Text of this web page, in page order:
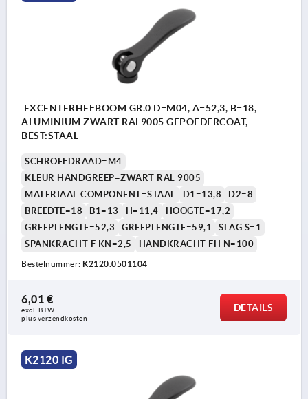
EXCENTERHEFBOOM GR.0 D=M04, A=52,3, B=18,
ALUMINIUM ZWART RAL9005 GEPOEDERCOAT,
BEST:STAAL
SCHROEFDRAAD=M4
KLEUR HANDGREEP=ZWART RAL 9005
MATERIAAL COMPONENT=STAAL
D1=13,8
D2=8
BREEDTE=18
B1=13 H=11,4
HOOGTE=17,2
GREEPLENGTE=52,3
GREEPLENGTE=59,1
SLAG S=1
SPANKRACHT F KN=2,5
HANDKRACHT FH N=100
Bestelnummer: K2120.0501104
6,01 €
excl. BTW
plus verzendkosten
DETAILS
K2120 IG